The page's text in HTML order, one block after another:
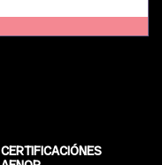
CERTIFICACIÓNES